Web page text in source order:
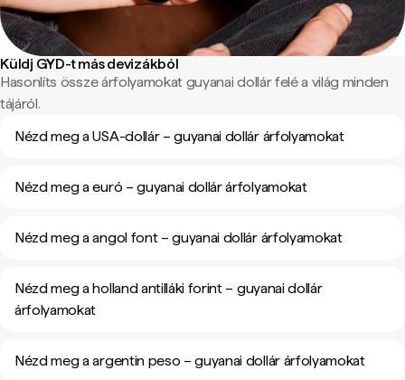
Küldj GYD-t más devizákból
Hasonlíts össze árfolyamokat guyanai dollár felé a világ minden
tájáról.
Nézd meg a USA-dollár – guyanai dollár árfolyamokat
Nézd meg a euró – guyanai dollár árfolyamokat
Nézd meg a angol font – guyanai dollár árfolyamokat
Nézd meg a holland antilláki forint – guyanai dollár
árfolyamokat
Nézd meg a argentin peso – guyanai dollár árfolyamokat